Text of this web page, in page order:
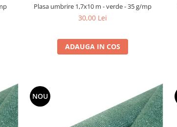
Plasa umbrire 1,7x10 m - verde - 35 g/mp
30,00 Lei
ADAUGA IN COS
NOU